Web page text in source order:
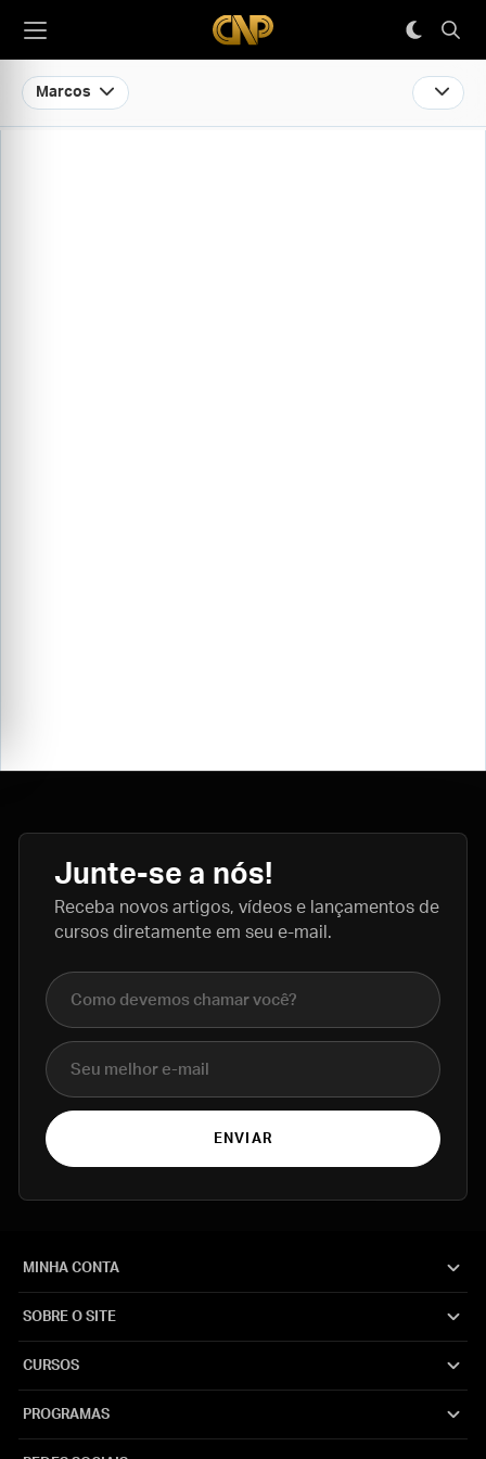
Marcos
Junte-se a nós!
Receba novos artigos, vídeos e lançamentos de
cursos diretamente em seu e-mail.
Nome completo
E-mail
ENVIAR
MINHA CONTA
SOBRE O SITE
CURSOS
PROGRAMAS